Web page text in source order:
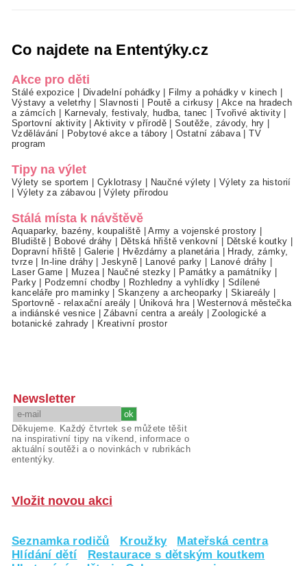
Co najdete na Ententýky.cz
Akce pro děti
Stálé expozice | Divadelní pohádky | Filmy a pohádky v kinech |
Výstavy a veletrhy|Slavnosti | Poutě a cirkusy | Akce na hradech
a zámcích | Karnevaly, festivaly, hudba, tanec | Tvořivé aktivity |
Sportovní aktivity|Aktivity v přírodě |Soutěže, závody, hry |
Vzdělávání | Pobytové akce a tábory | Ostatní zábava |TV
program
Tipy na výlet
Výlety se sportem | Cyklotrasy | Naučné výlety | Výlety za historií
| Výlety za zábavou |Výlety přírodou
Stálá místa k návštěvě
Aquaparky, bazény, koupaliště |Army a vojenské prostory |
Bludiště | Bobové dráhy | Dětská hřiště venkovní | Dětské koutky |
Dopravní hřiště | Galerie | Hvězdárny a planetária | Hrady, zámky,
tvrze| In-line dráhy |Jeskyně| Lanové parky | Lanové dráhy |
Laser Game | Muzea| Naučné stezky | Památky a památníky |
Parky| Podzemní chodby | Rozhledny a vyhlídky | Sdílené
kanceláře pro maminky |Skanzeny a archeoparky | Skiareály |
Sportovně - relaxační areály | Úniková hra |Westernová městečka
a indiánské vesnice |Zábavní centra a areály |Zoologické a
botanické zahrady | Kreativní prostor
Newsletter
Děkujeme. Každý čtvrtek se můžete těšit
na inspirativní tipy na víkend, informace o
aktuální soutěži a o novinkách v rubrikách
ententýky.
Vložit novou akci
Seznamka rodičů Kroužky
Mateřská centra
Hlídání dětí
Restaurace s dětským koutkem